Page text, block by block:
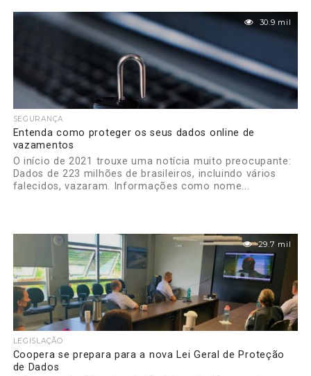
30.9 mil
SEGURANÇA
Entenda como proteger os seus dados online de
vazamentos
O início de 2021 trouxe uma notícia muito preocupante:
Dados de 223 milhões de brasileiros, incluindo vários
falecidos, vazaram. Informações como nome...
29.7 mil
LEGISLAÇÃO
Coopera se prepara para a nova Lei Geral de Proteção
de Dados